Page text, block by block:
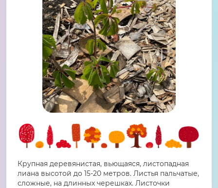
Крупная деревянистая, вьющаяся, листопадная
лиана высотой до 15-20 метров. Листья пальчатые,
сложные, на длинных черешках. Листочки